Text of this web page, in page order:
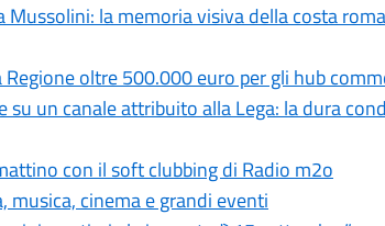
la memoria visiva della costa
oltre 500.000 euro per gli hub
su un canale attribuito alla Lega: la dura
con il soft clubbing di Radio m2o
cinema e grandi eventi